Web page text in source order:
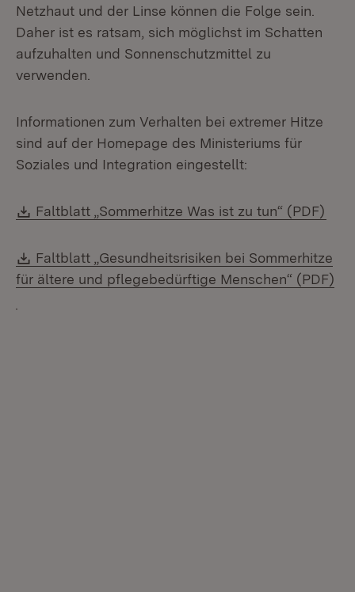
Netzhaut und der Linse können die Folge sein.
Daher ist es ratsam, sich möglichst im Schatten
aufzuhalten und Sonnenschutzmittel zu
verwenden.
Informationen zum Verhalten bei extremer Hitze
sind auf der Homepage des Ministeriums für
Soziales und Integration eingestellt:
Download:
Faltblatt „Sommerhitze Was ist zu tun“ (PDF)
Download:
Faltblatt „Gesundheitsrisiken bei Sommerhitze
für ältere und pflegebedürftige Menschen“ (PDF)